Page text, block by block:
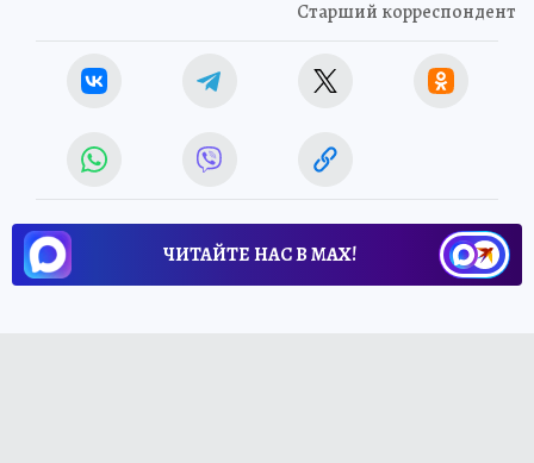
Старший корреспондент
ЧИТАЙТЕ НАС В МАХ!